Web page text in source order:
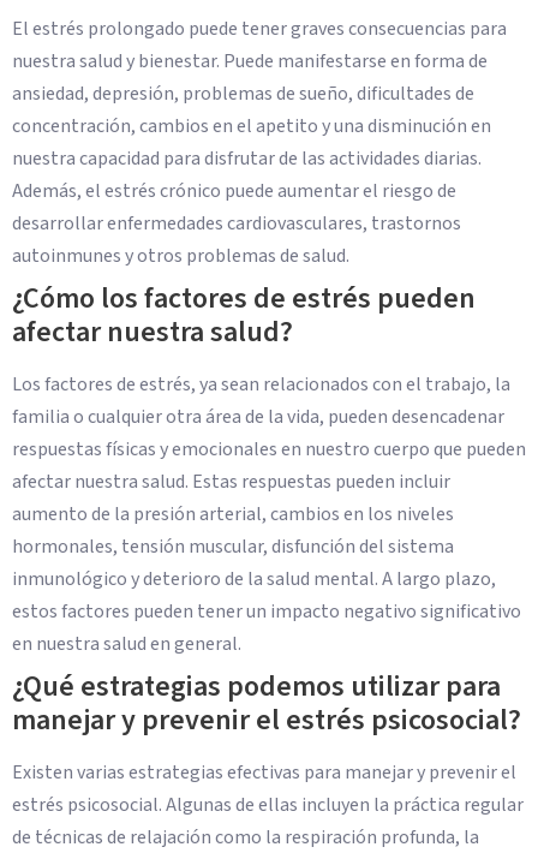
El estrés prolongado puede tener graves consecuencias para
nuestra salud y bienestar. Puede manifestarse en forma de
ansiedad, depresión, problemas de sueño, dificultades de
concentración, cambios en el apetito y una disminución en
nuestra capacidad para disfrutar de las actividades diarias.
Además, el estrés crónico puede aumentar el riesgo de
desarrollar enfermedades cardiovasculares, trastornos
autoinmunes y otros problemas de salud.
¿Cómo los factores de estrés pueden
afectar nuestra salud?
Los factores de estrés, ya sean relacionados con el trabajo, la
familia o cualquier otra área de la vida, pueden desencadenar
respuestas físicas y emocionales en nuestro cuerpo que pueden
afectar nuestra salud. Estas respuestas pueden incluir
aumento de la presión arterial, cambios en los niveles
hormonales, tensión muscular, disfunción del sistema
inmunológico y deterioro de la salud mental. A largo plazo,
estos factores pueden tener un impacto negativo significativo
en nuestra salud en general.
¿Qué estrategias podemos utilizar para
manejar y prevenir el estrés psicosocial?
Existen varias estrategias efectivas para manejar y prevenir el
estrés psicosocial. Algunas de ellas incluyen la práctica regular
de técnicas de relajación como la respiración profunda, la